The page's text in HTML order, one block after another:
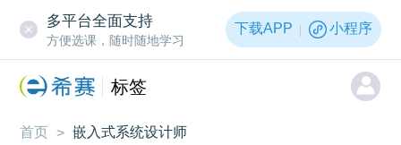
多平台全面支持
方便选课，随时随地学习
下载APP 小程序
标签
首页 > 嵌入式系统设计师